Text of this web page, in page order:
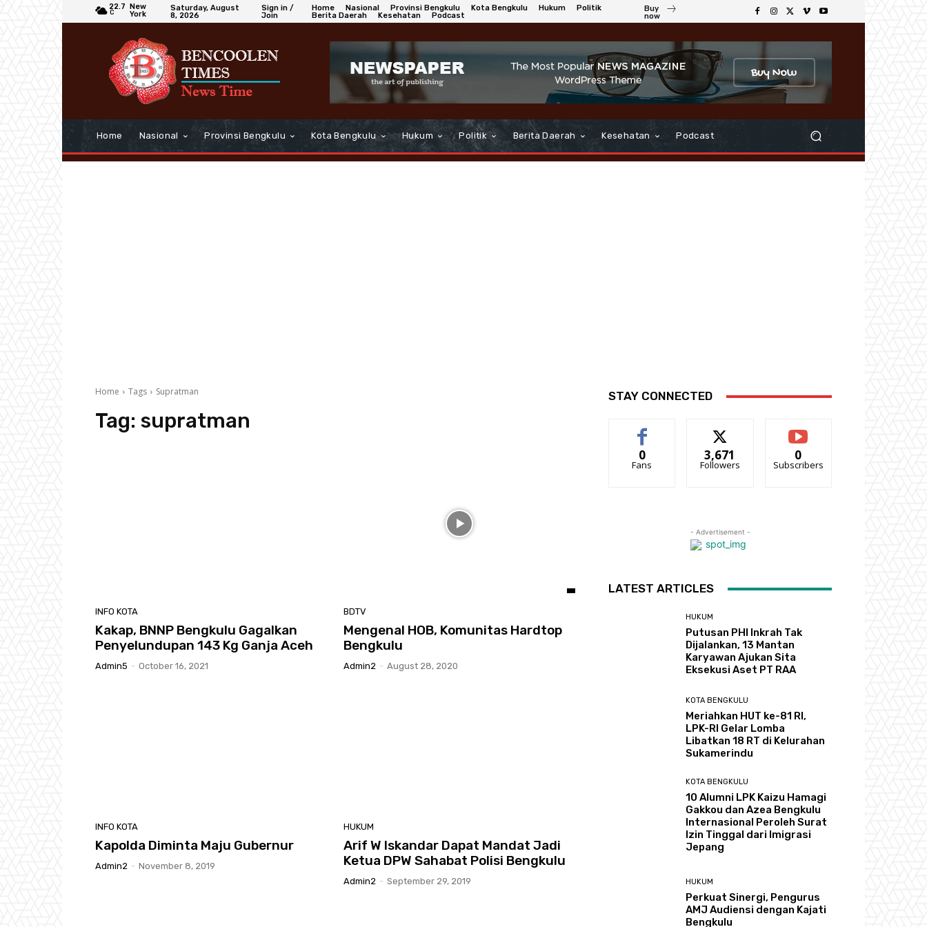
22.7
C
New
York
Saturday, August
8, 2026
Sign in /
Join
Home Nasional Provinsi Bengkulu Kota Bengkulu Hukum
Politik
Berita Daerah
Kesehatan Podcast
Buy
now
Home Nasional Provinsi Bengkulu Kota Bengkulu Hukum Politik Berita Daerah Kesehatan Podcast
Home Tags Supratman
Tag: supratman
INFO KOTA
Kakap, BNNP Bengkulu Gagalkan
Penyelundupan 143 Kg Ganja Aceh
Admin5 - October 16, 2021
BDTV
Mengenal HOB, Komunitas Hardtop
Bengkulu
Admin2 - August 28, 2020
INFO KOTA
Kapolda Diminta Maju Gubernur
Admin2 - November 8, 2019
HUKUM
Arif W Iskandar Dapat Mandat Jadi
Ketua DPW Sahabat Polisi Bengkulu
Admin2 - September 29, 2019
STAY CONNECTED
0
Fans
3,671
Followers
0
Subscribers
- Advertisement -
LATEST ARTICLES
HUKUM
Putusan PHI Inkrah Tak
Dijalankan, 13 Mantan
Karyawan Ajukan Sita
Eksekusi Aset PT RAA
KOTA BENGKULU
Meriahkan HUT ke-81 RI,
LPK-RI Gelar Lomba
Libatkan 18 RT di Kelurahan
Sukamerindu
KOTA BENGKULU
‎10 Alumni LPK Kaizu Hamagi
Gakkou dan Azea Bengkulu
Internasional Peroleh Surat
Izin Tinggal dari Imigrasi
Jepang
HUKUM
Perkuat Sinergi, Pengurus
AMJ Audiensi dengan Kajati
Bengkulu